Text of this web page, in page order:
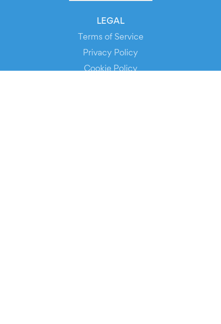
LEGAL
Terms of Service
Privacy Policy
Cookie Policy